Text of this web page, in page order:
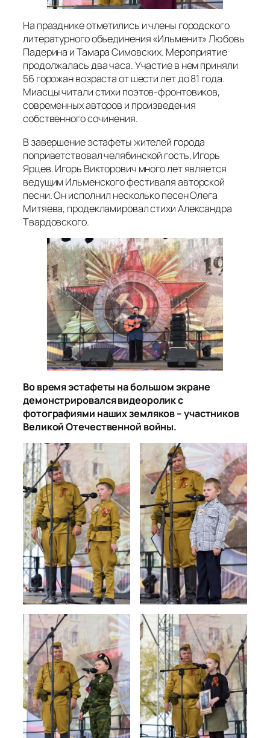
На празднике отметились и члены городского
литературного объединения «Ильменит» Любовь
Падерина и Тамара Симовских. Мероприятие
продолжалась два часа. Участие в нем приняли
56 горожан возраста от шести лет до 81 года.
Миасцы читали стихи поэтов-фронтовиков,
современных авторов и произведения
собственного сочинения.
В завершение эстафеты жителей города
поприветствовал челябинской гость, Игорь
Ярцев. Игорь Викторович много лет является
ведущим Ильменского фестиваля авторской
песни. Он исполнил несколько песен Олега
Митяева, продекламировал стихи Александра
Твардовского.
Во время эстафеты на большом экране
демонстрировался видеоролик с
фотографиями наших земляков – участников
Великой Отечественной войны.